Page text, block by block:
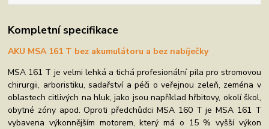
Kompletní specifikace
AKU MSA 161 T bez akumulátoru a bez nabíječky
MSA 161 T je velmi lehká a tichá profesionální pila pro stromovou
chirurgii, arboristiku, sadařství a péči o veřejnou zeleň, zeména v
oblastech citlivých na hluk, jako jsou například hřbitovy, okolí škol,
obytné zóny apod. Oproti předchůdci MSA 160 T je MSA 161 T
vybavena výkonnějším motorem, který má o 15 % vyšší výkon